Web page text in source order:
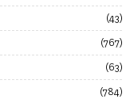
43
767
63
784